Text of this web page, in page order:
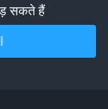
सकते हैं